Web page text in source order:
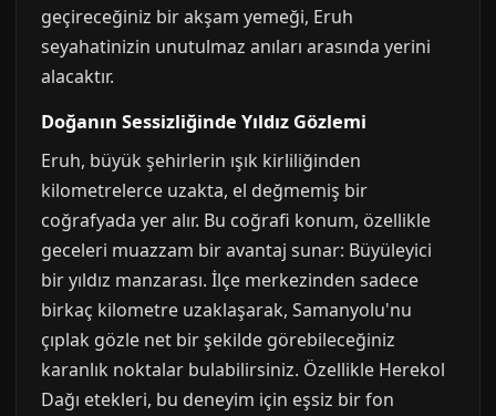
geçireceğiniz bir akşam yemeği, Eruh
seyahatinizin unutulmaz anıları arasında yerini
alacaktır.
Doğanın Sessizliğinde Yıldız Gözlemi
Eruh, büyük şehirlerin ışık kirliliğinden
kilometrelerce uzakta, el değmemiş bir
coğrafyada yer alır. Bu coğrafi konum, özellikle
geceleri muazzam bir avantaj sunar: Büyüleyici
bir yıldız manzarası. İlçe merkezinden sadece
birkaç kilometre uzaklaşarak, Samanyolu'nu
çıplak gözle net bir şekilde görebileceğiniz
karanlık noktalar bulabilirsiniz. Özellikle Herekol
Dağı etekleri, bu deneyim için eşsiz bir fon